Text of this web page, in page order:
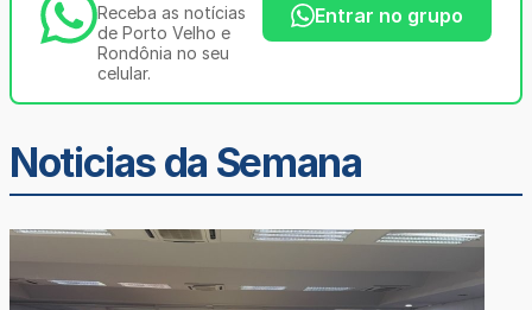
Receba as notícias
de Porto Velho e
Rondônia no seu
celular.
Entrar no grupo
Noticias da Semana